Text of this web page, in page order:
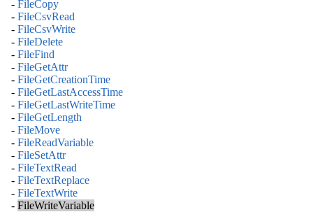
- FileCopy
- FileCsvRead
- FileCsvWrite
- FileDelete
- FileFind
- FileGetAttr
- FileGetCreationTime
- FileGetLastAccessTime
- FileGetLastWriteTime
- FileGetLength
- FileMove
- FileReadVariable
- FileSetAttr
- FileTextRead
- FileTextReplace
- FileTextWrite
- FileWriteVariable